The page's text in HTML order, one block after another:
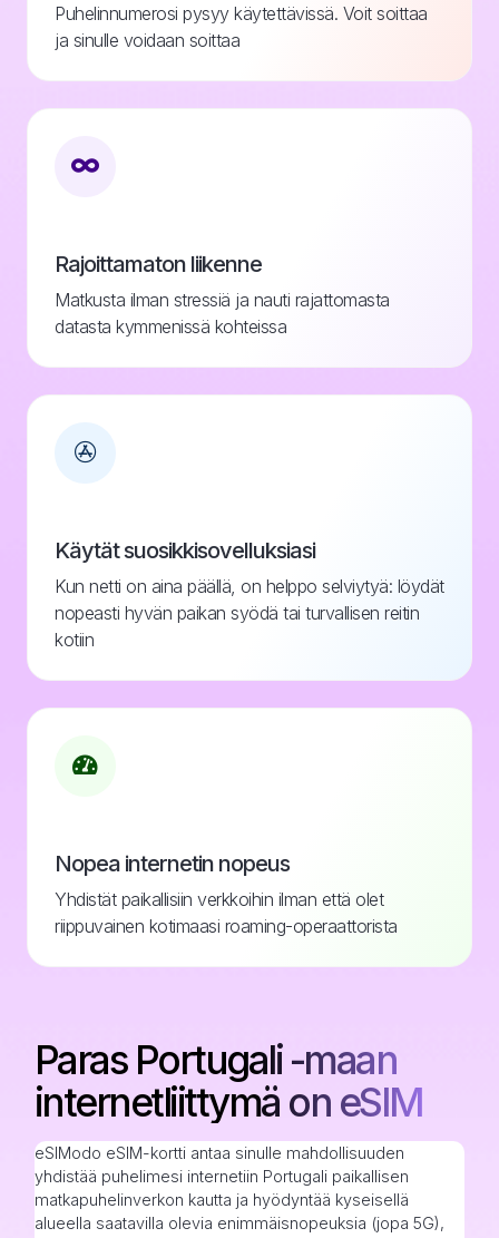
Puhelinnumerosi pysyy käytettävissä. Voit soittaa
ja sinulle voidaan soittaa
Rajoittamaton liikenne
Matkusta ilman stressiä ja nauti rajattomasta
datasta kymmenissä kohteissa
Käytät suosikkisovelluksiasi
Kun netti on aina päällä, on helppo selviytyä: löydät
nopeasti hyvän paikan syödä tai turvallisen reitin
kotiin
Nopea internetin nopeus
Yhdistät paikallisiin verkkoihin ilman että olet
riippuvainen kotimaasi roaming-operaattorista
Paras Portugali -maan
internetliittymä on eSIM
eSIModo eSIM-kortti antaa sinulle mahdollisuuden
yhdistää puhelimesi internetiin Portugali paikallisen
matkapuhelinverkon kautta ja hyödyntää kyseisellä
alueella saatavilla olevia enimmäisnopeuksia (jopa 5G),